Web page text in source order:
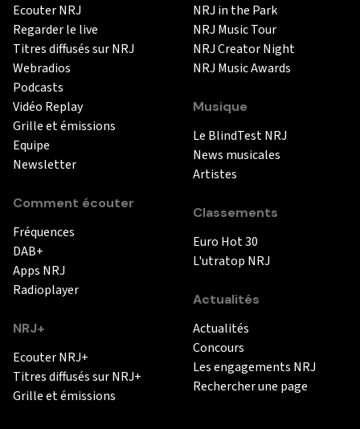
Ecouter NRJ
Regarder le live
Titres diffusés sur NRJ
Webradios
Podcasts
Vidéo Replay
Grille et émissions
Equipe
Newsletter
Comment écouter
Fréquences
DAB+
Apps NRJ
Radioplayer
NRJ+
Ecouter NRJ+
Titres diffusés sur NRJ+
Grille et émissions
NRJ in the Park
NRJ Music Tour
NRJ Creator Night
NRJ Music Awards
Musique
Le BlindTest NRJ
News musicales
Artistes
Classements
Euro Hot 30
L'utratop NRJ
Actualités
Actualités
Concours
Les engagements NRJ
Rechercher une page